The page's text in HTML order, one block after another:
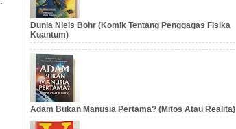
Dunia Niels Bohr (Komik Tentang Penggagas Fisika
Kuantum)
Adam Bukan Manusia Pertama? (Mitos Atau Realita)